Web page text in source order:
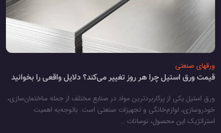
ورقهای صنعتی
قیمت ورق استیل چرا هر روز تغییر می‌کند؟ دلایل واقعی را بخوانید
ورق استیل یکی از پرکاربردترین مواد در صنایع مختلف از جمله ساختمان‌سازی،
خودروسازی، لوازم‌خانگی و تجهیزات صنعتی است. باتوجه‌به اهمیت
استراتژیک این محصول، نوسانات …